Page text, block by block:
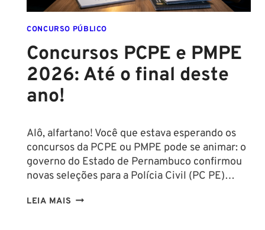
CONCURSO PÚBLICO
Concursos PCPE e PMPE
2026: Até o final deste
ano!
Alô, alfartano! Você que estava esperando os
concursos da PCPE ou PMPE pode se animar: o
governo do Estado de Pernambuco confirmou
novas seleções para a Polícia Civil (PC PE)…
LEIA MAIS CONCURSOS